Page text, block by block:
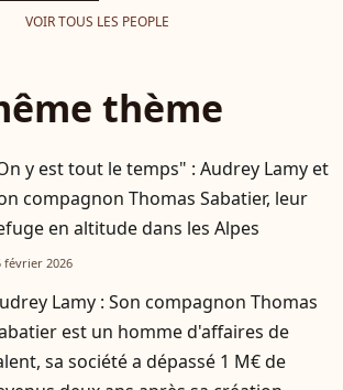
VOIR TOUS LES PEOPLE
thème
y est tout le temps" : Audrey Lamy et
compagnon Thomas Sabatier, leur
en altitude dans les Alpes
février 2026
Lamy : Son compagnon Thomas
est un homme d'affaires de
sa société a dépassé 1 M€ de